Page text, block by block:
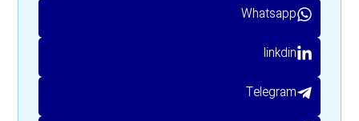
Whatsapp
linkdin
Telegram